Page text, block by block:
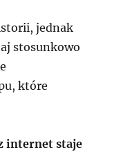
jednak
stosunkowo
które
internet staje